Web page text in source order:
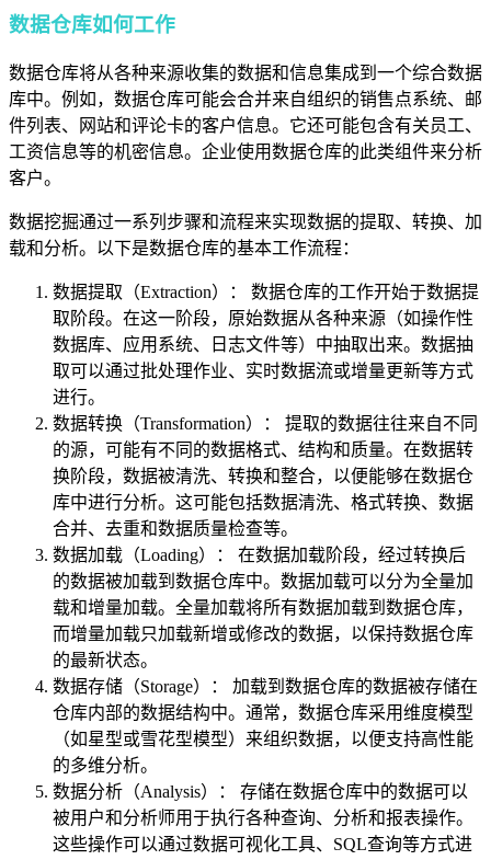
数据仓库如何工作
数据仓库将从各种来源收集的数据和信息集成到一个综合数据
库中。例如，数据仓库可能会合并来自组织的销售点系统、邮
件列表、网站和评论卡的客户信息。它还可能包含有关员工、
工资信息等的机密信息。企业使用数据仓库的此类组件来分析
客户。
数据挖掘通过一系列步骤和流程来实现数据的提取、转换、加
载和分析。以下是数据仓库的基本工作流程：
数据提取（Extraction）： 数据仓库的工作开始于数据提
取阶段。在这一阶段，原始数据从各种来源（如操作性
数据库、应用系统、日志文件等）中抽取出来。数据抽
取可以通过批处理作业、实时数据流或增量更新等方式
进行。
数据转换（Transformation）： 提取的数据往往来自不同
的源，可能有不同的数据格式、结构和质量。在数据转
换阶段，数据被清洗、转换和整合，以便能够在数据仓
库中进行分析。这可能包括数据清洗、格式转换、数据
合并、去重和数据质量检查等。
数据加载（Loading）： 在数据加载阶段，经过转换后
的数据被加载到数据仓库中。数据加载可以分为全量加
载和增量加载。全量加载将所有数据加载到数据仓库，
而增量加载只加载新增或修改的数据，以保持数据仓库
的最新状态。
数据存储（Storage）： 加载到数据仓库的数据被存储在
仓库内部的数据结构中。通常，数据仓库采用维度模型
（如星型或雪花型模型）来组织数据，以便支持高性能
的多维分析。
数据分析（Analysis）： 存储在数据仓库中的数据可以
被用户和分析师用于执行各种查询、分析和报表操作。
这些操作可以通过数据可视化工具、SQL查询等方式进